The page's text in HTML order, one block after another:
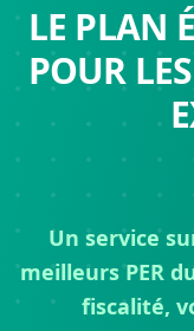
LE PLAN
POUR
Un service
meilleurs PER
fiscalité,